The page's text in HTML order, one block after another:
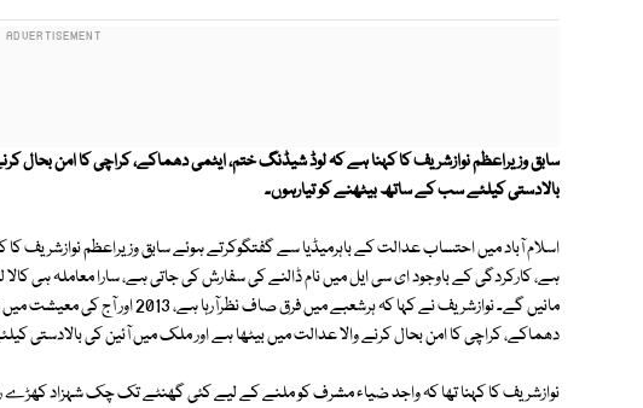
سابق وزیراعظم نوازشریف کا کہنا ہے کہ لوڈ شیڈنگ ختم، ایٹمی دھماکے، کراچی کا امن بحال
بالادستی کیلئے سب کے ساتھ بیٹھنے کو تیارہوں۔
اسلام آباد میں احتساب عدالت کے باہرمیڈیا سے گفتگوکرتے ہوئے سابق وزیراعظم نوازشریف کا
ہے، کارکردگی کے باوجود ای سی ایل میں نام ڈالنے کی سفارش کی جاتی ہے، سارا معاملہ ہی کالا
مانیں گے۔ نوازشریف نے کہا کہ ہرشعبے
دھماکے، کراچی کا امن بحال کرنے والا عدالت میں بیٹھا ہے اور ملک میں آئین کی بالادستی
نوازشریف کا کہنا تھا کہ واجد ضیاء مشرف کو ملنے کے لیے کئی گھنٹے تک چک شہزاد کھڑے